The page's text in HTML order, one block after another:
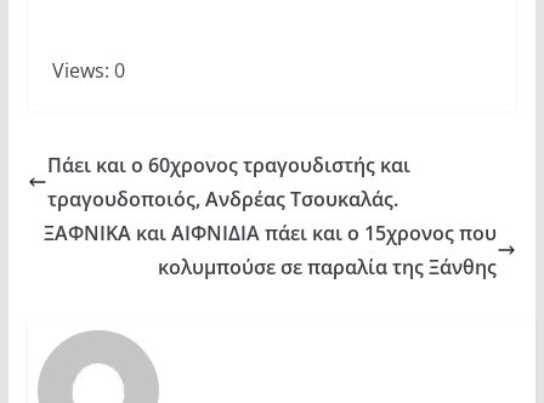
Views: 0
Πάει και ο 60χρονος τραγουδιστής και
τραγουδοποιός, Ανδρέας Τσουκαλάς.
ΞΑΦΝΙΚΑ και ΑΙΦΝΙΔΙΑ πάει και ο 15χρονος που
κολυμπούσε σε παραλία της Ξάνθης